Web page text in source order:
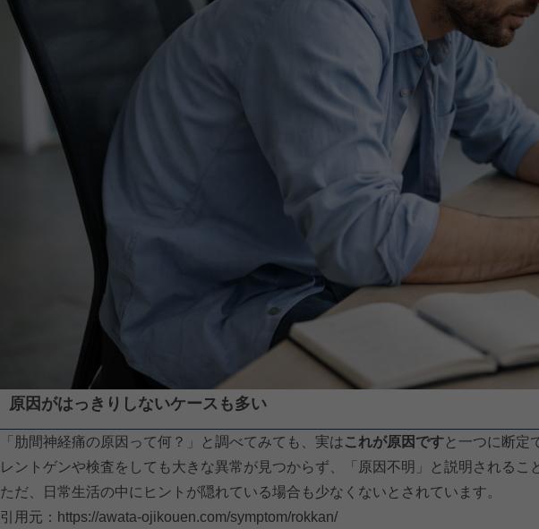
原因がはっきりしないケースも多い
「肋間神経痛の原因って何？」と調べてみても、実は これが原因ですと一つに断定
レントゲンや検査をしても大きな異常が見つからず、「原因不明」と説明されるこ
ただ、日常生活の中にヒントが隠れている場合も少なくないとされています。
引用元： https://awata-ojikouen.com/symptom/rokkan/